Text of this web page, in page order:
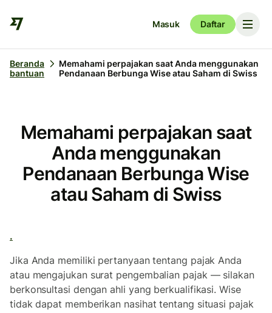
Masuk Daftar
Beranda
bantuan
Memahami perpajakan saat Anda menggunakan
Pendanaan Berbunga Wise atau Saham di Swiss
Memahami perpajakan saat
Anda menggunakan
Pendanaan Berbunga Wise
atau Saham di Swiss
.
Jika Anda memiliki pertanyaan tentang pajak Anda
atau mengajukan surat pengembalian pajak — silakan
berkonsultasi dengan ahli yang berkualifikasi. Wise
tidak dapat memberikan nasihat tentang situasi pajak